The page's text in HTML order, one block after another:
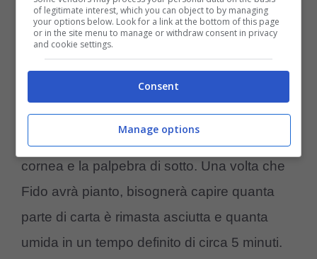
prelevare le lacrime
Il test che rileva la quantità (volume) di
lacrime prodotte dal nostro amico a quattro
zampe consiste in una striscia di carta
assorbente, che si deve posizionare tra la
cornea e la palpebra di sotto. Una volta che
Fido avrà pianto, bisognerà capire quanta
parte di carta è rimasta asciutta e quanta
umida in un tempo definito di circa 5 minuti.
of legitimate interest, which you can object to by managing
your options below. Look for a link at the bottom of this page
or in the site menu to manage or withdraw consent in privacy
and cookie settings.
Consent
Manage options